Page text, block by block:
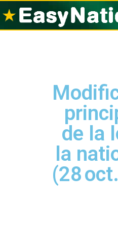
de la
la
(28